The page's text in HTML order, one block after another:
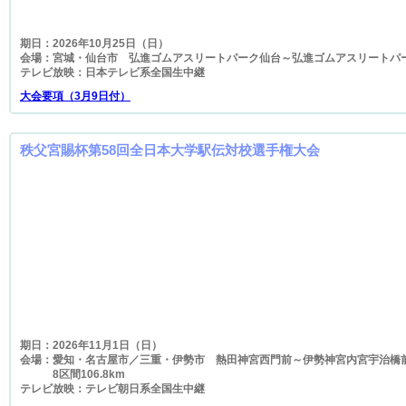
期日：2026年10月25日（日）
会場：宮城・仙台市 弘進ゴムアスリートパーク仙台～弘進ゴムアスリートパ
テレビ放映：日本テレビ系全国生中継
大会要項（3月9日付）
秩父宮賜杯第58回全日本大学駅伝対校選手権大会
期日：2026年11月1日（日）
会場：愛知・名古屋市／三重・伊勢市 熱田神宮西門前～伊勢神宮内宮宇治橋
8区間106.8km
テレビ放映：テレビ朝日系全国生中継